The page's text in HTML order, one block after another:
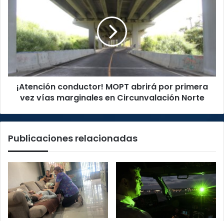
abrirá
por
primera
vez
vías
marginales
Circunvalación
¡Atención conductor! MOPT abrirá por primera
vez vías marginales en Circunvalación Norte
Publicaciones relacionadas